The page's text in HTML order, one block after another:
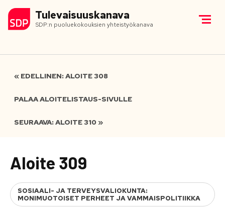
Tulevaisuuskanava
SDP:n puoluekokouksien yhteistyökanava
« EDELLINEN: ALOITE 308
PALAA ALOITELISTAUS-SIVULLE
SEURAAVA: ALOITE 310 »
Aloite 309
SOSIAALI- JA TERVEYSVALIOKUNTA:
MONIMUOTOISET PERHEET JA VAMMAISPOLITIIKKA